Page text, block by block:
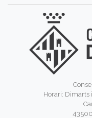
Horari: Dimarts